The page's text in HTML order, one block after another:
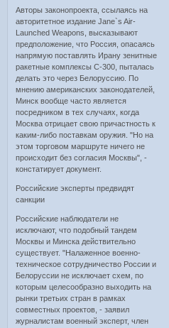
Авторы законопроекта, ссылаясь на
авторитетное издание Jane`s Air-
Launched Weapons, высказывают
предположение, что Россия, опасаясь
напрямую поставлять Ирану зенитные
ракетные комплексы С-300, пыталась
делать это через Белоруссию. По
мнению американских законодателей,
Минск вообще часто является
посредником в тех случаях, когда
Москва отрицает свою причастность к
каким-либо поставкам оружия. "Но на
этом торговом маршруте ничего не
происходит без согласия Москвы", -
констатирует документ.
Российские эксперты предвидят
санкции
Российские наблюдатели не
исключают, что подобный тандем
Москвы и Минска действительно
существует. "Налаженное военно-
техническое сотрудничество России и
Белоруссии не исключает схем, по
которым целесообразно выходить на
рынки третьих стран в рамках
совместных проектов, - заявил
журналистам военный эксперт, член